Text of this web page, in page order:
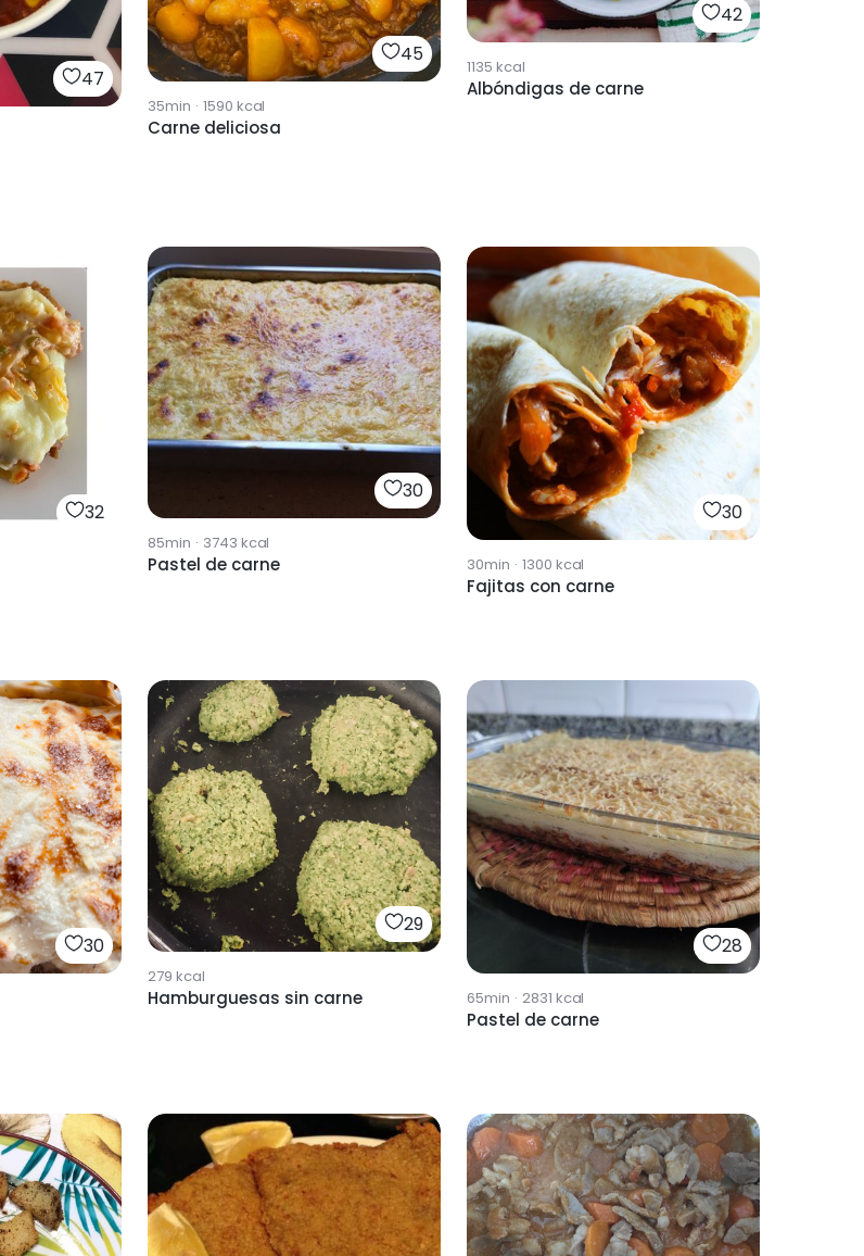
47
45
35min · 1590 kcal
Carne deliciosa
42
1135 kcal
Albóndigas de carne
32
30
85min · 3743 kcal
Pastel de carne
30
30min · 1300 kcal
Fajitas con carne
30
29
279 kcal
Hamburguesas sin carne
28
65min · 2831 kcal
Pastel de carne